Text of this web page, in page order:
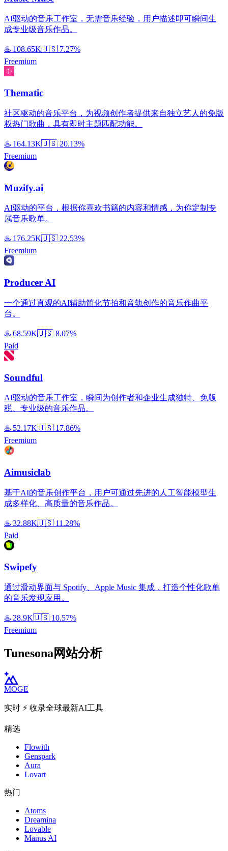
AI驱动的音乐工作室，无需音乐经验，用户描述即可瞬间生
成专业级音乐作品。
♨️ 108.65K🇺🇸 7.27%
Freemium
Thematic
社区驱动的音乐平台，为视频创作者提供来自独立艺人的免版
权热门歌曲，具有即时主题匹配功能。
♨️ 164.13K🇺🇸 20.13%
Freemium
Muzify.ai
AI驱动的平台，根据你喜欢书籍的内容和情感，为你定制专
属音乐歌单。
♨️ 176.25K🇺🇸 22.53%
Freemium
Producer AI
一个通过直观的AI辅助简化节拍和音轨创作的音乐作曲平
台。
♨️ 68.59K🇺🇸 8.07%
Paid
Soundful
AI驱动的音乐工作室，瞬间为创作者和企业生成独特、免版
税、专业级的音乐作品。
♨️ 52.17K🇺🇸 17.86%
Freemium
Aimusiclab
基于AI的音乐创作平台，用户可通过先进的人工智能模型生
成多样化、高质量的音乐作品。
♨️ 32.88K🇺🇸 11.28%
Paid
Swipefy
通过滑动界面与 Spotify、Apple Music 集成，打造个性化歌单
的音乐发现应用。
♨️ 28.9K🇺🇸 10.57%
Freemium
Tunesona网站分析
MOGE
实时 ⚡️ 收录全球最新AI工具
精选
Flowith
Genspark
Aura
Lovart
热门
Atoms
Dreamina
Lovable
Manus AI